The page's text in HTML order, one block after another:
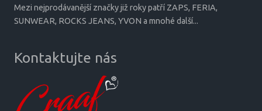
Mezi nejprodávanější značky již roky patří ZAPS, FERIA,
SUNWEAR, ROCKS JEANS, YVON a mnohé další...
Kontaktujte nás